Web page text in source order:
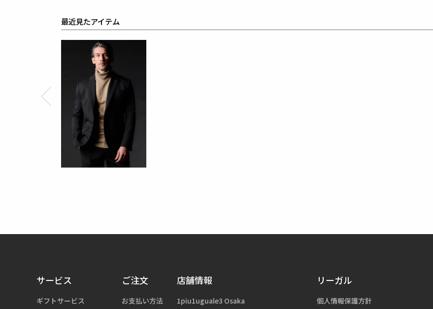
サービス
ギフトサービス
ご注文
お支払い方法
店舗情報
1piu1uguale3 Osaka
リーガル
個人情報保護方針